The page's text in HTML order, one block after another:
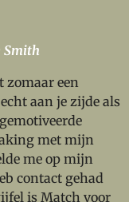
Smith
zomaar een
aan je zijde als
met mijn
me op mijn
contact gehad
is Match voor